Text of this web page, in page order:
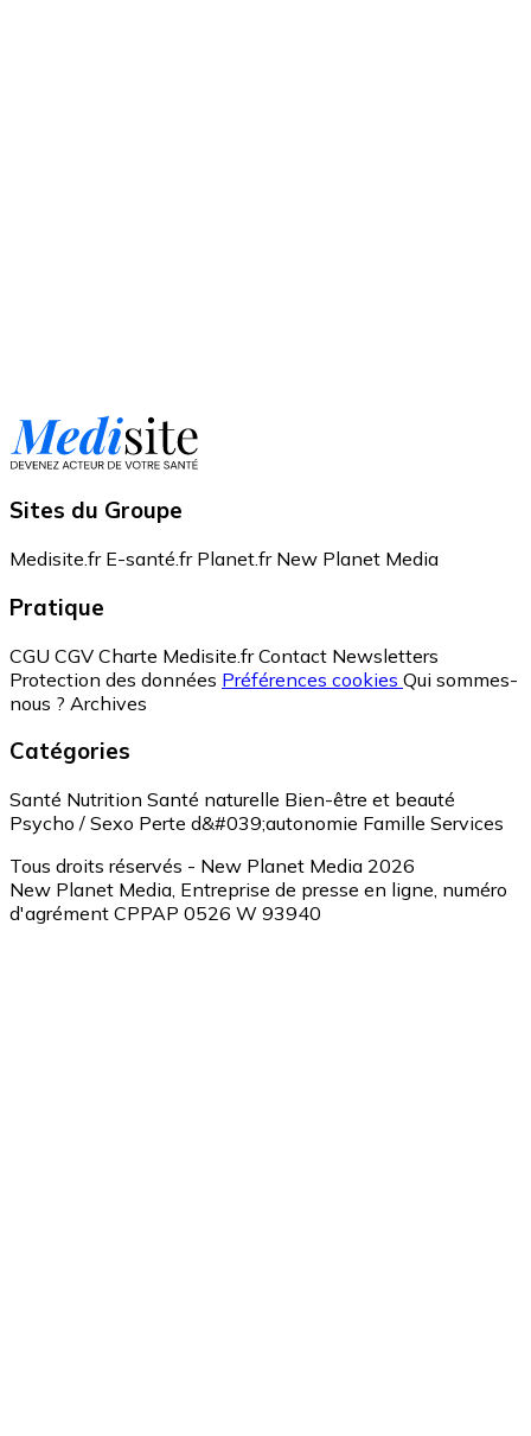
Sites du Groupe
Medisite.fr E-santé.fr Planet.fr New Planet Media
Pratique
CGU CGV Charte Medisite.fr Contact Newsletters
Protection des données Préférences cookies Qui sommes-
nous ? Archives
Catégories
Santé Nutrition Santé naturelle Bien-être et beauté
Psycho / Sexo Perte d&#039;autonomie Famille Services
Tous droits réservés - New Planet Media 2026
New Planet Media, Entreprise de presse en ligne, numéro
d'agrément CPPAP 0526 W 93940